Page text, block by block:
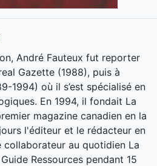
André Fauteux fut reporter
Gazette (1988), puis à
1994) où il s’est spécialisé en
En 1994, il fondait La
magazine canadien en la
l'éditeur et le rédacteur en
collaborateur au quotidien La
Ressources pendant 15